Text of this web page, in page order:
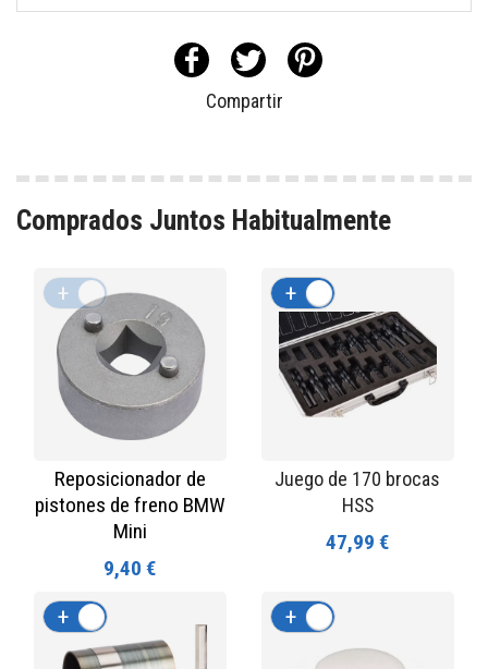
Compartir
Comprados Juntos Habitualmente
Reposicionador de
pistones de freno BMW
Mini
9,40 €
+ -
Juego de 170 brocas
HSS
47,99 €
+
+ +